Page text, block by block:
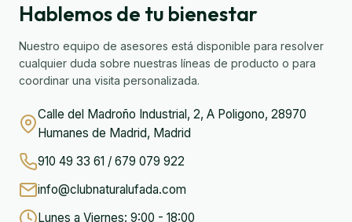
Hablemos de tu bienestar
Nuestro equipo de asesores está disponible para resolver
cualquier duda sobre nuestras líneas de producto o para
coordinar una visita personalizada.
Calle del Madroño Industrial, 2, A Poligono, 28970
Humanes de Madrid, Madrid
910 49 33 61 / 679 079 922
info@clubnaturalufada.com
Lunes a Viernes: 9:00 - 18:00